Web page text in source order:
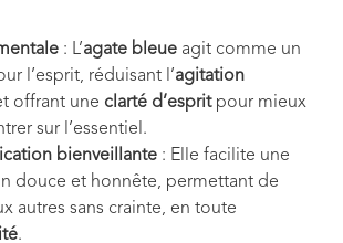
: L’agate bleue agit comme un
l’esprit, réduisant l’agitation
offrant une clarté d’espritpour mieux
sur l’essentiel.
bienveillante : Elle facilite une
douce et honnête, permettant de
autres sans crainte, en toute
.